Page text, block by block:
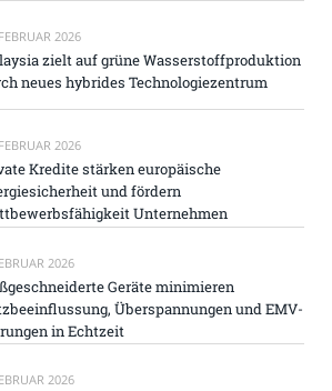
2026
zielt auf grüne Wasserstoffproduktion
neues hybrides Technologiezentrum
2026
Kredite stärken europäische
und fördern
Unternehmen
2026
Geräte minimieren
Überspannungen und EMV-
in Echtzeit
2026